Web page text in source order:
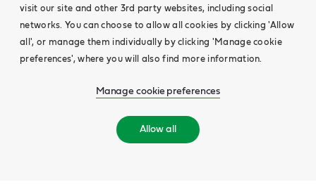
visit our site and other 3rd party websites, including social
networks. You can choose to allow all cookies by clicking 'Allow
all', or manage them individually by clicking 'Manage cookie
preferences', where you will also find more information.
Manage cookie preferences
Allow all